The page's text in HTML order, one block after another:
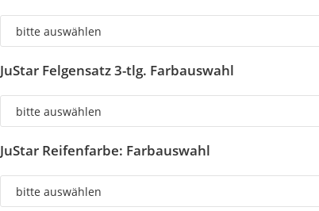
JuStar Felgensatz 3-tlg. Farbauswahl
JuStar Reifenfarbe: Farbauswahl